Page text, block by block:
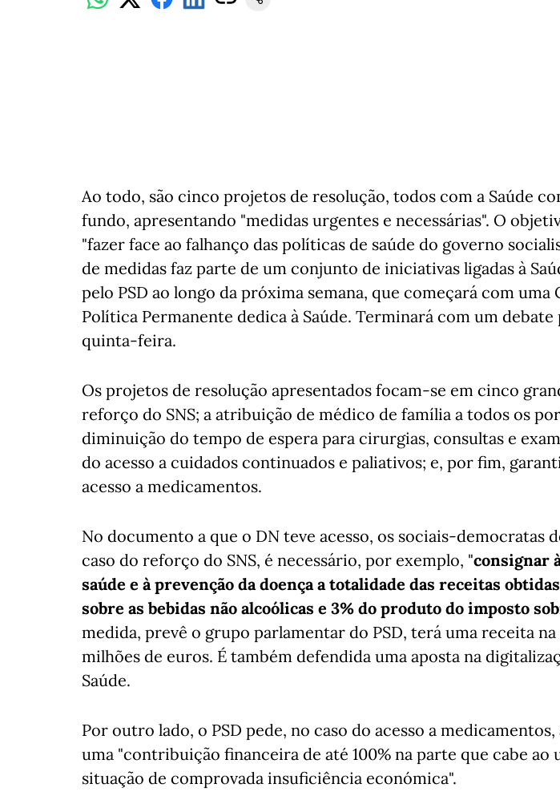
Ao todo, são cinco projetos de resolução, todos com a Saúde
fundo, apresentando "medidas urgentes e necessárias". O
"fazer face ao falhanço das políticas de saúde do governo
de medidas faz parte de um conjunto de iniciativas ligadas à
pelo PSD ao longo da próxima semana, que começará com uma
Política Permanente dedica à Saúde. Terminará com um
quinta-feira.
Os projetos de resolução apresentados focam-se em cinco
reforço do SNS; a atribuição de médico de família a todos os
diminuição do tempo de espera para cirurgias, consultas e
do acesso a cuidados continuados e paliativos; e, por fim,
acesso a medicamentos.
No documento a que o DN teve acesso, os sociais-democratas
caso do reforço do SNS, é necessário, por exemplo, "consignar
saúde e à prevenção da doença a totalidade das receitas
sobre as bebidas não alcoólicas e 3% do produto do imposto
medida, prevê o grupo parlamentar do PSD, terá uma receita na
milhões de euros. É também defendida uma aposta na
Saúde.
Por outro lado, o PSD pede, no caso do acesso a
uma "contribuição financeira de até 100% na parte que cabe ao
situação de comprovada insuficiência económica".